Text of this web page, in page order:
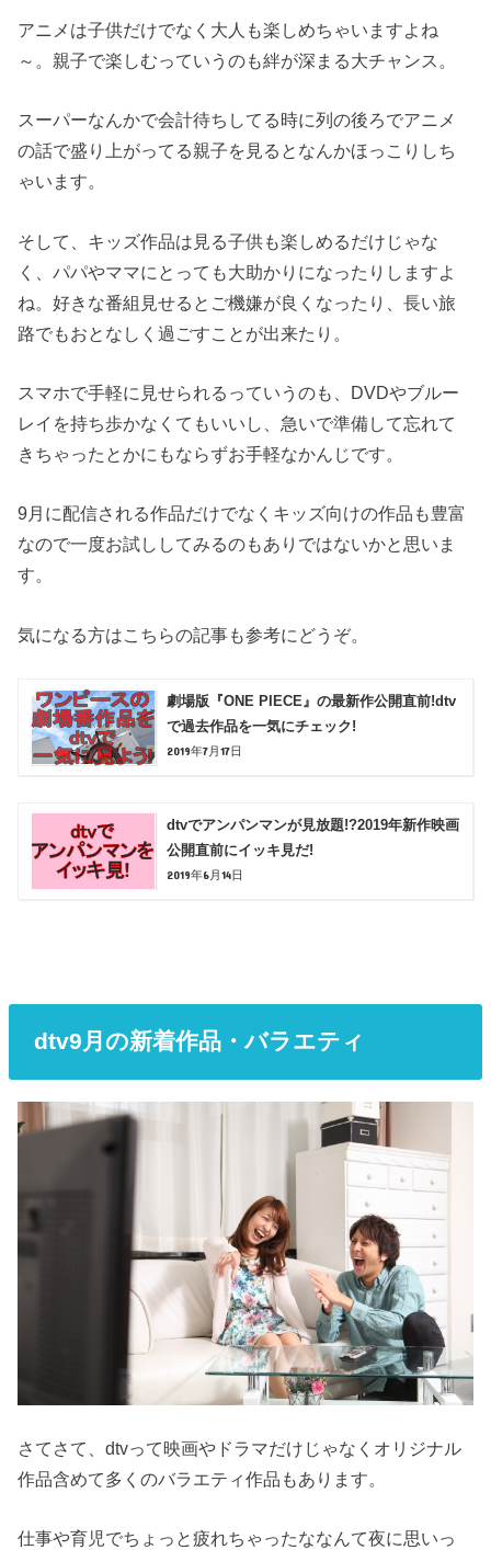
アニメは子供だけでなく大人も楽しめちゃいますよね
～。親子で楽しむっていうのも絆が深まる大チャンス。
スーパーなんかで会計待ちしてる時に列の後ろでアニメ
の話で盛り上がってる親子を見るとなんかほっこりしち
ゃいます。
そして、キッズ作品は見る子供も楽しめるだけじゃな
く、パパやママにとっても大助かりになったりしますよ
ね。好きな番組見せるとご機嫌が良くなったり、長い旅
路でもおとなしく過ごすことが出来たり。
スマホで手軽に見せられるっていうのも、DVDやブルー
レイを持ち歩かなくてもいいし、急いで準備して忘れて
きちゃったとかにもならずお手軽なかんじです。
9月に配信される作品だけでなくキッズ向けの作品も豊富
なので一度お試ししてみるのもありではないかと思いま
す。
気になる方はこちらの記事も参考にどうぞ。
劇場版『ONE PIECE』の最新作公開直前!dtv
で過去作品を一気にチェック!
2019年7月17日
dtvでアンパンマンが見放題!?2019年新作映画
公開直前にイッキ見だ!
2019年6月14日
dtv9月の新着作品・バラエティ
さてさて、dtvって映画やドラマだけじゃなくオリジナル
作品含めて多くのバラエティ作品もあります。
仕事や育児でちょっと疲れちゃったななんて夜に思いっ